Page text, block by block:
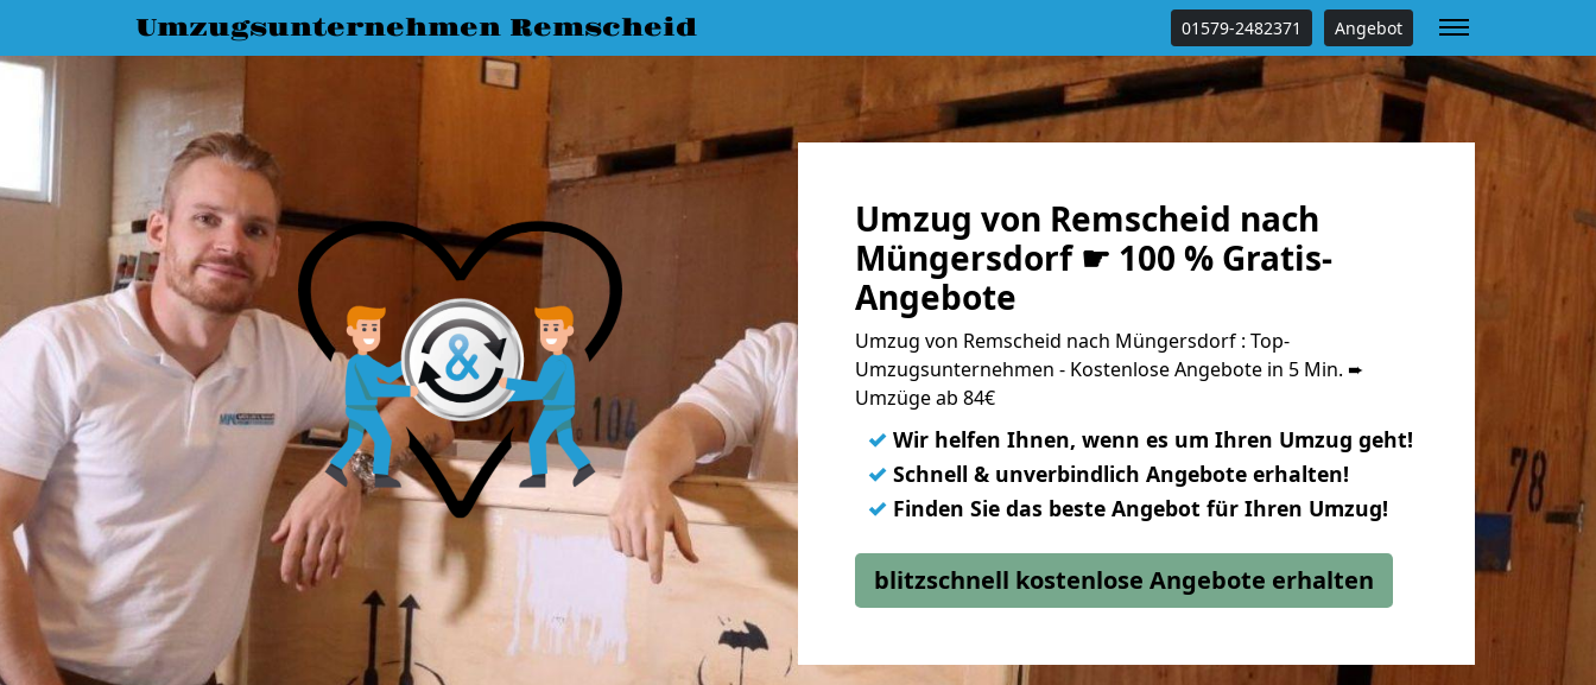
Umzugsunternehmen Remscheid 01579-2482371 Angebot
Umzug von Remscheid nach
Müngersdorf ☛ 100 % Gratis-
Angebote
Umzug von Remscheid nach Müngersdorf : Top-
Umzugsunternehmen - Kostenlose Angebote in 5 Min. ➨
Umzüge ab 84€
✓ Wir helfen Ihnen, wenn es um Ihren Umzug geht!
✓ Schnell & unverbindlich Angebote erhalten!
✓ Finden Sie das beste Angebot für Ihren Umzug!
blitzschnell kostenlose Angebote erhalten